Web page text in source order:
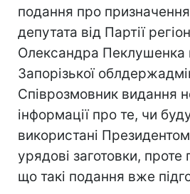
подання про
депутата від Партії
Олександра Пеклушенка
Запорізької
Співрозмовник видання
інформації про те, чи
використані
урядові заготовки, проте
що такі подання вже